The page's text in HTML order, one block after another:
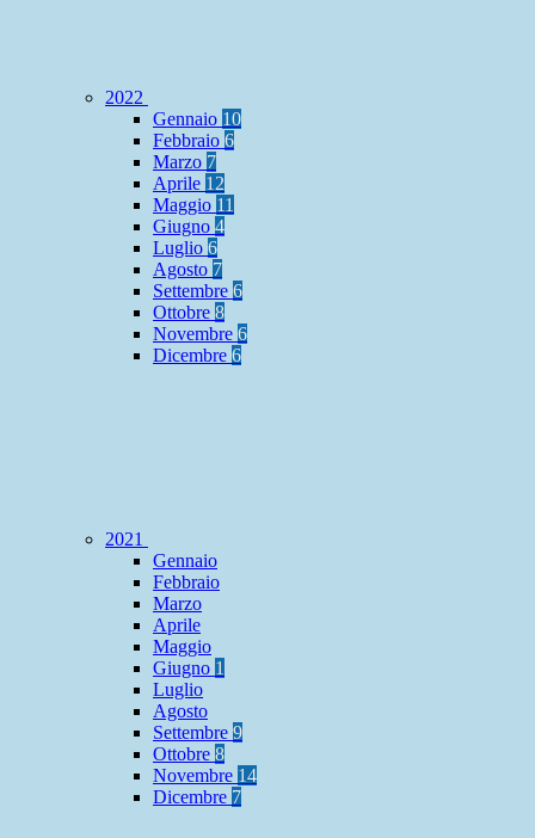
2022
Gennaio 10
Febbraio 6
Marzo 7
Aprile 12
Maggio 11
Giugno 4
Luglio 6
Agosto 7
Settembre 6
Ottobre 8
Novembre 6
Dicembre 6
2021
Gennaio
Febbraio
Marzo
Aprile
Maggio
Giugno 1
Luglio
Agosto
Settembre 9
Ottobre 8
Novembre 14
Dicembre 7